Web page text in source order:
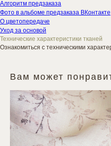
Алгоритм предзаказа
Фото в альбоме предзаказа ВКонтакте
О цветопередаче
Уход за основой
Технические характеристики тканей
Ознакомиться с техническими
Вам может